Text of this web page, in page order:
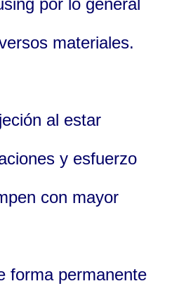
por lo general
materiales.
al estar
y esfuerzo
con mayor
forma permanente